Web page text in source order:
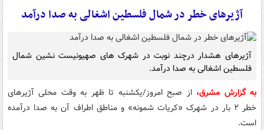
آژیرهای خطر در شمال فلسطین اشغالی به صدا درآمد
آژیرهای هشدار درچند نوبت در شهرک های صهیونیست نشین شمال
فلسطین اشغالی به صدا درآمد.
به گزارش مشرق، از صبح امروز/یکشنبه تا ظهر به وقت محلی آژیرهای
خطر ۲ بار در شهرک «کریات شمونه» و مناطق اطراف آن به صدا درآمده
است.